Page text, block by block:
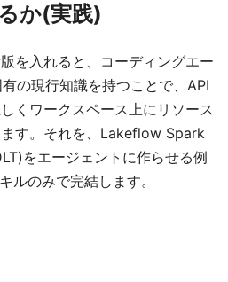
か(実践)
を入れると、コーディングエー
の現行知識を持つことで、API
くワークスペース上にリソース
す。それを、Lakeflow Spark
をエージェントに作らせる例
ルのみで完結します。